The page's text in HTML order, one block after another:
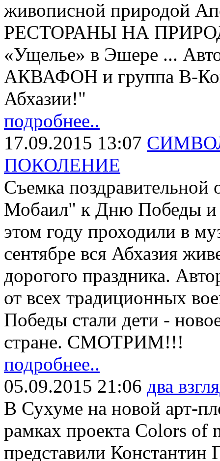
живописной природой
РЕСТОРАНЫ НА
«Ущелье» в Эшере ...
АКВАФОН и группа В-
Абхазии!"
подробнее..
17.09.2015 13:07
ПОКОЛЕНИЕ
Съемка
Мобаил" к Дню Победы и
этом году проходили в
сентябре вся Абхазия
дорогого праздника.
от всех традиционных
Победы стали дети -
стране. СМОТРИМ!!!
подробнее..
05.09.2015 21:06 два
В Сухуме на новой арт-
рамках проекта Colors of
представили Константин